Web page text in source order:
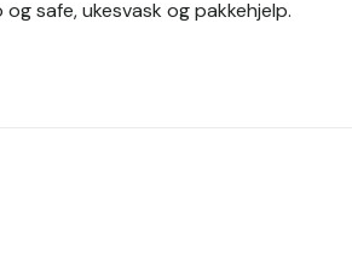
safe, ukesvask og pakkehjelp.